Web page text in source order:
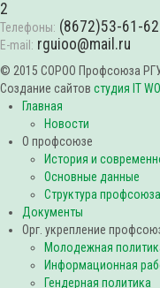
2
Телефоны: (8672)53-61-62
E-mail: rguioo@mail.ru
© 2015 СОРОО Профсоюза
Создание сайтов студия IT
Главная
Новости
О профсоюзе
История и
Основные данные
Структура профсоюза
Документы
Орг. укрепление
Молодежная
Информационная
Гендерная политика